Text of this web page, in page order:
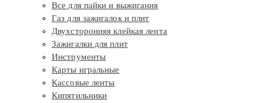
Все для пайки и выжигания
Газ для зажигалок и плит
Двухсторонняя клейкая лента
Зажигалки для плит
Инструменты
Карты игральные
Кассовые ленты
Кипятильники